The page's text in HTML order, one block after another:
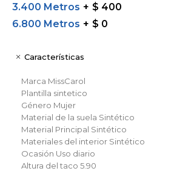
3.400 Metros
$ 400
6.800 Metros $ 0
Características
Marca MissCarol
Plantilla sintetico
Género Mujer
Material de la suela Sintético
Material Principal Sintético
Materiales del interior Sintético
Ocasión Uso diario
Altura del taco 5.90